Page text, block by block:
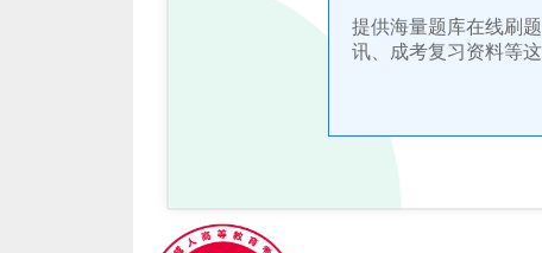
提供海量题库在线刷
讯、成考复习资料等